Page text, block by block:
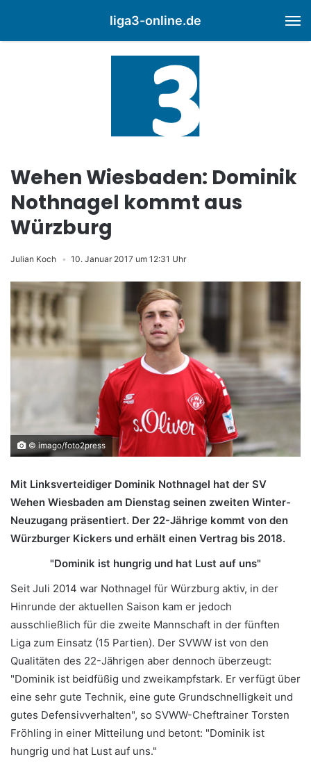
liga3-online.de
Wehen Wiesbaden: Dominik
Nothnagel kommt aus
Würzburg
Julian Koch 10. Januar 2017 um 12:31 Uhr
© imago/foto2press
Mit Linksverteidiger Dominik Nothnagel hat der SV
Wehen Wiesbaden am Dienstag seinen zweiten Winter-
Neuzugang präsentiert. Der 22-Jährige kommt von den
Würzburger Kickers und erhält einen Vertrag bis 2018.
"Dominik ist hungrig und hat Lust auf uns"
Seit Juli 2014 war Nothnagel für Würzburg aktiv, in der
Hinrunde der aktuellen Saison kam er jedoch
ausschließlich für die zweite Mannschaft in der fünften
Liga zum Einsatz (15 Partien). Der SVWW ist von den
Qualitäten des 22-Jährigen aber dennoch überzeugt:
"Dominik ist beidfüßig und zweikampfstark. Er verfügt über
eine sehr gute Technik, eine gute Grundschnelligkeit und
gutes Defensivverhalten", so SVWW-Cheftrainer Torsten
Fröhling in einer Mitteilung und betont: "Dominik ist
hungrig und hat Lust auf uns."